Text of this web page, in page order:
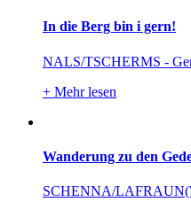
In die Berg bin i gern!
NALS/TSCHERMS -
+ Mehr lesen
Wanderung zu den
SCHENNA/